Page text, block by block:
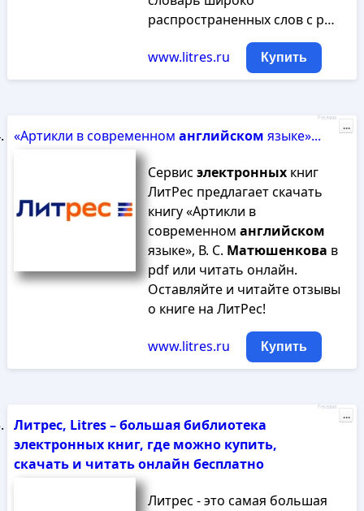
распространенных слов с р…
www.litres.ru Купить
«Артикли в современном английском языке»...
Сервис электронныхкниг
ЛитРес предлагает скачать
книгу «Артикли в
современном английском
языке», В. С. Матюшенкова в
pdf или читать онлайн.
Оставляйте и читайте отзывы
о книге на ЛитРес!
www.litres.ru Купить
Реклама
...
Литрес, Litres – большая библиотека
электронных книг, где можно купить,
скачать и читать онлайн бесплатно
Литрес - это самая большая
Реклама
...